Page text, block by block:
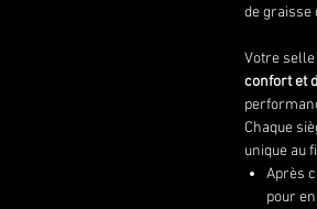
de graisse
Votre
confort et
Chaque
unique au
Après
pour